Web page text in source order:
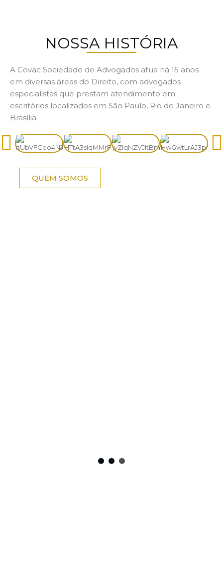
NOSSA HISTÓRIA
A Covac Sociedade de Advogados atua há 15 anos
em diversas áreas do Direito, com advogados
especialistas que prestam atendimento em
escritórios localizados em São Paulo, Rio de Janeiro e
Brasília
QUEM SOMOS